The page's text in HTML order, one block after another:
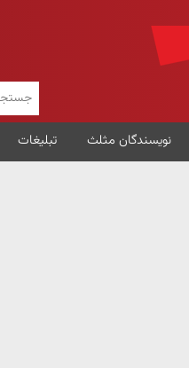
نویسندگان مثلث تبلیغات